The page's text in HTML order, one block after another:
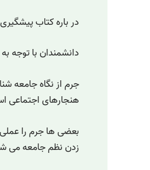
در باره کتاب
دانشمندان با توجه
جرم از نگاه جامعه
هنجارهای اجتماعی
بعضی ها جرم را
زدن نظم جامعه می